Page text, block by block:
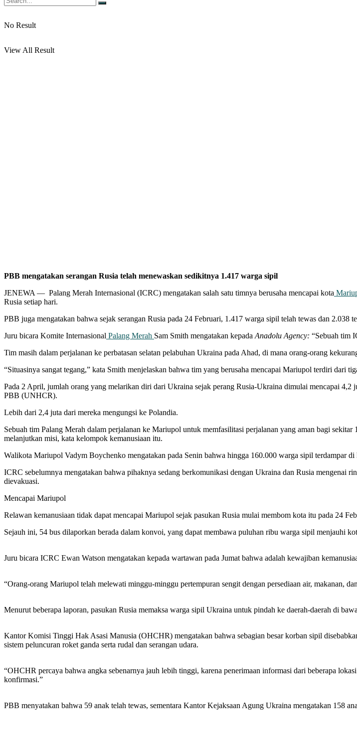
No Result
View All Result
PBB mengatakan serangan Rusia telah menewaskan sedikitnya 1.417 warga sipil
JENEWA — Palang Merah Internasional (ICRC) mengatakan salah satu timnya berusaha mencapai kota
Rusia setiap hari.
PBB juga mengatakan bahwa sejak serangan Rusia pada 24 Februari, 1.417 warga sipil telah tewas dan
Juru bicara Komite Internasional Palang Merah Sam Smith mengatakan kepada Anadolu Agency: “Sebuah tim
Tim masih dalam perjalanan ke perbatasan selatan pelabuhan Ukraina pada Ahad, di mana orang-orang
“Situasinya sangat tegang,” kata Smith menjelaskan bahwa tim yang berusaha mencapai Mariupol terdiri dari
Pada 2 April, jumlah orang yang melarikan diri dari Ukraina sejak perang Rusia-Ukraina dimulai mencapai 4,2
PBB (UNHCR).
Lebih dari 2,4 juta dari mereka mengungsi ke Polandia.
Sebuah tim Palang Merah dalam perjalanan ke Mariupol untuk memfasilitasi perjalanan yang aman bagi
melanjutkan misi, kata kelompok kemanusiaan itu.
Walikota Mariupol Vadym Boychenko mengatakan pada Senin bahwa hingga 160.000 warga sipil terdampar di
ICRC sebelumnya mengatakan bahwa pihaknya sedang berkomunikasi dengan Ukraina dan Rusia mengenai
dievakuasi.
Mencapai Mariupol
Relawan kemanusiaan tidak dapat mencapai Mariupol sejak pasukan Rusia mulai membom kota itu pada 24
Sejauh ini, 54 bus dilaporkan berada dalam konvoi, yang dapat membawa puluhan ribu warga sipil menjauhi
Juru bicara ICRC Ewan Watson mengatakan kepada wartawan pada Jumat bahwa adalah kewajiban
“Orang-orang Mariupol telah melewati minggu-minggu pertempuran sengit dengan persediaan air, makanan,
Menurut beberapa laporan, pasukan Rusia memaksa warga sipil Ukraina untuk pindah ke daerah-daerah di
Kantor Komisi Tinggi Hak Asasi Manusia (OHCHR) mengatakan bahwa sebagian besar korban sipil
sistem peluncuran roket ganda serta rudal dan serangan udara.
“OHCHR percaya bahwa angka sebenarnya jauh lebih tinggi, karena penerimaan informasi dari beberapa
konfirmasi.”
PBB menyatakan bahwa 59 anak telah tewas, sementara Kantor Kejaksaan Agung Ukraina mengatakan 158